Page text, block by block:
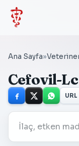
Ana Sayfa»
Cefovil-Lc
URL